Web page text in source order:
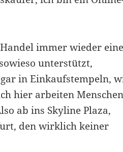
immer wieder eine
unterstützt,
in Einkaufstempeln,
hier arbeiten Menschen
ab ins Skyline Plaza,
den wirklich keiner